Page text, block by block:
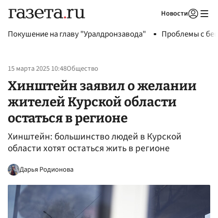
Новости
Покушение на главу "Уралдронзавода" Проблемы с
15 марта 2025 10:48Общество
Хинштейн заявил о желании
жителей Курской области
остаться в регионе
Хинштейн: большинство людей в Курской
области хотят остаться жить в регионе
Дарья Родионова